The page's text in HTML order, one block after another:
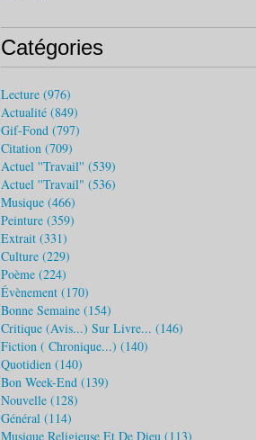
Catégories
Lecture (976)
Actualité (849)
Gif-Fond (797)
Citation (709)
Actuel ''travail'' (539)
Actuel ''travail" (536)
Musique (466)
Peinture (359)
Extrait (331)
Culture (229)
Poème (224)
Évènement (170)
Bonne Semaine (154)
Critique (avis...) Sur Livre... (146)
Fiction ( Chronique...) (140)
Quotidien (140)
Bon Week-End (139)
Nouvelle (128)
Général (114)
Musique Religieuse Et De Dieu (113)